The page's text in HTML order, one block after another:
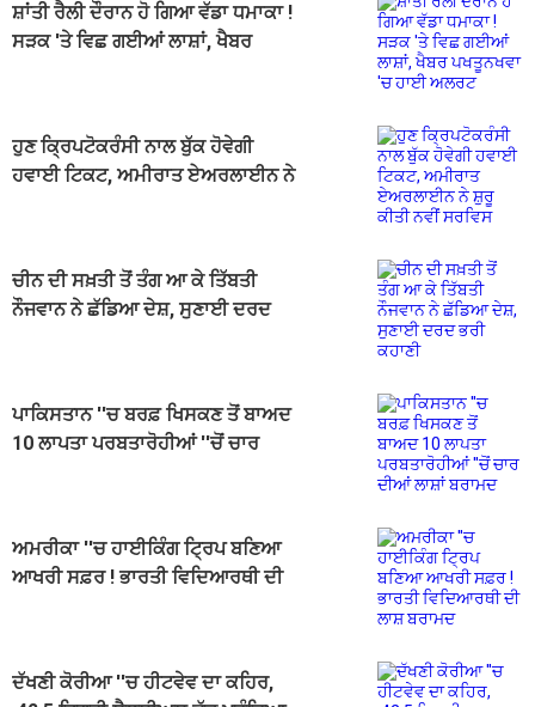
ਸ਼ਾਂਤੀ ਰੈਲੀ ਦੌਰਾਨ ਹੋ ਗਿਆ ਵੱਡਾ ਧਮਾਕਾ !
ਸੜਕ 'ਤੇ ਵਿਛ ਗਈਆਂ ਲਾਸ਼ਾਂ, ਖੈਬਰ
ਹੁਣ ਕ੍ਰਿਪਟੋਕਰੰਸੀ ਨਾਲ ਬੁੱਕ ਹੋਵੇਗੀ
ਹਵਾਈ ਟਿਕਟ, ਅਮੀਰਾਤ ਏਅਰਲਾਈਨ ਨੇ
ਚੀਨ ਦੀ ਸਖ਼ਤੀ ਤੋਂ ਤੰਗ ਆ ਕੇ ਤਿੱਬਤੀ
ਨੌਜਵਾਨ ਨੇ ਛੱਡਿਆ ਦੇਸ਼, ਸੁਣਾਈ ਦਰਦ
ਪਾਕਿਸਤਾਨ ''ਚ ਬਰਫ਼ ਖਿਸਕਣ ਤੋਂ ਬਾਅਦ
10 ਲਾਪਤਾ ਪਰਬਤਾਰੋਹੀਆਂ ''ਚੋਂ ਚਾਰ
ਅਮਰੀਕਾ ''ਚ ਹਾਈਕਿੰਗ ਟ੍ਰਿਪ ਬਣਿਆ
ਆਖਰੀ ਸਫ਼ਰ ! ਭਾਰਤੀ ਵਿਦਿਆਰਥੀ ਦੀ
ਦੱਖਣੀ ਕੋਰੀਆ ''ਚ ਹੀਟਵੇਵ ਦਾ ਕਹਿਰ,